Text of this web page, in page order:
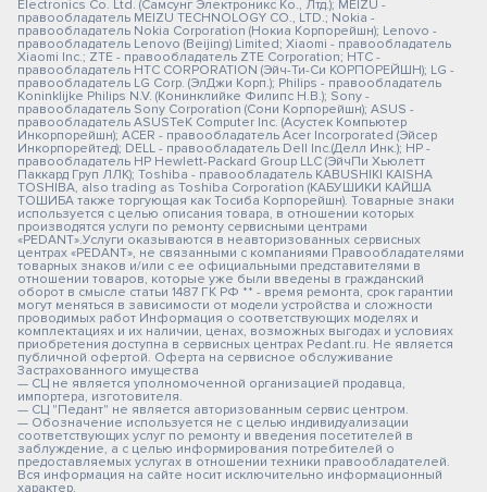
Electronics Co. Ltd. (Самсунг Электроникс Ко., Лтд.); MEIZU -
правообладатель MEIZU TECHNOLOGY CO., LTD.; Nokia -
правообладатель Nokia Corporation (Нокиа Корпорейшн); Lenovo -
правообладатель Lenovo (Beijing) Limited; Xiaomi - правообладатель
Xiaomi Inc.; ZTE - правообладатель ZTE Corporation; HTC -
правообладатель HTC CORPORATION (Эйч-Ти-Си КОРПОРЕЙШН); LG -
правообладатель LG Corp. (ЭлДжи Корп.); Philips - правообладатель
Koninklijke Philips N.V. (Конинклийке Филипс Н.В.); Sony -
правообладатель Sony Corporation (Сони Корпорейшн); ASUS -
правообладатель ASUSTeK Computer Inc. (Асустек Компьютер
Инкорпорейшн); ACER - правообладатель Acer Incorporated (Эйсер
Инкорпорейтед); DELL - правообладатель Dell Inc.(Делл Инк.); HP -
правообладатель HP Hewlett-Packard Group LLC (ЭйчПи Хьюлетт
Паккард Груп ЛЛК); Toshiba - правообладатель KABUSHIKI KAISHA
TOSHIBA, also trading as Toshiba Corporation (КАБУШИКИ КАЙША
ТОШИБА также торгующая как Тосиба Корпорейшн). Товарные знаки
используется с целью описания товара, в отношении которых
производятся услуги по ремонту сервисными центрами
«PEDANT».Услуги оказываются в неавторизованных сервисных
центрах «PEDANT», не связанными с компаниями Правообладателями
товарных знаков и/или с ее официальными представителями в
отношении товаров, которые уже были введены в гражданский
оборот в смысле статьи 1487 ГК РФ ** - время ремонта, срок гарантии
могут меняться в зависимости от модели устройства и сложности
проводимых работ Информация о соответствующих моделях и
комплектациях и их наличии, ценах, возможных выгодах и условиях
приобретения доступна в сервисных центрах Pedant.ru. Не является
публичной офертой. Оферта на сервисное обслуживание
Застрахованного имущества
— СЦ не является уполномоченной организацией продавца,
импортера, изготовителя.
— СЦ "Педант" не является авторизованным сервис центром.
— Обозначение используется не с целью индивидуализации
соответствующих услуг по ремонту и введения посетителей в
заблуждение, а с целью информирования потребителей о
предоставляемых услугах в отношении техники правообладателей.
Вся информация на сайте носит исключительно информационный
характер.